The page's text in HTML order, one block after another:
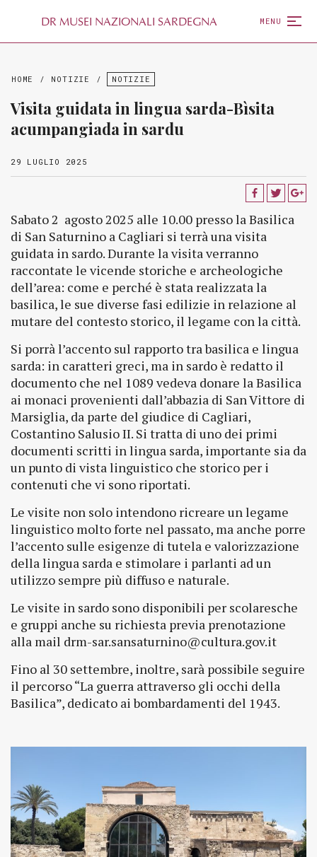
DR MUSEI NAZIONALI SARDEGNA MENU
HOME / NOTIZIE / NOTIZIE
Visita guidata in lingua sarda-Bìsita
acumpangiada in sardu
29 LUGLIO 2025
Sabato 2 agosto 2025 alle 10.00 presso la Basilica
di San Saturnino a Cagliari si terrà una visita
guidata in sardo. Durante la visita verranno
raccontate le vicende storiche e archeologiche
dell’area: come e perché è stata realizzata la
basilica, le sue diverse fasi edilizie in relazione al
mutare del contesto storico, il legame con la città.
Si porrà l’accento sul rapporto tra basilica e lingua
sarda: in caratteri greci, ma in sardo è redatto il
documento che nel 1089 vedeva donare la Basilica
ai monaci provenienti dall’abbazia di San Vittore di
Marsiglia, da parte del giudice di Cagliari,
Costantino Salusio II. Si tratta di uno dei primi
documenti scritti in lingua sarda, importante sia da
un punto di vista linguistico che storico per i
contenuti che vi sono riportati.
Le visite non solo intendono ricreare un legame
linguistico molto forte nel passato, ma anche porre
l’accento sulle esigenze di tutela e valorizzazione
della lingua sarda e stimolare i parlanti ad un
utilizzo sempre più diffuso e naturale.
Le visite in sardo sono disponibili per scolaresche
e gruppi anche su richiesta previa prenotazione
alla mail drm-sar.sansaturnino@cultura.gov.it
Fino al 30 settembre, inoltre, sarà possibile seguire
il percorso “La guerra attraverso gli occhi della
Basilica”, dedicato ai bombardamenti del 1943.